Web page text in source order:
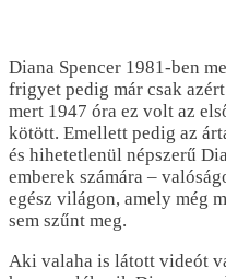
Diana Spencer 1981-ben
frigyet pedig már csak
mert 1947 óra ez volt az
kötött. Emellett pedig az
és hihetetlenül népszerű
emberek számára –
egész világon, amely még
sem szűnt meg.
Aki valaha is látott videót